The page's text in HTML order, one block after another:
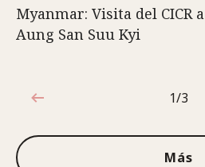
Myanmar: Visita del CICR a
Aung San Suu Kyi
1de3
1/3
Más